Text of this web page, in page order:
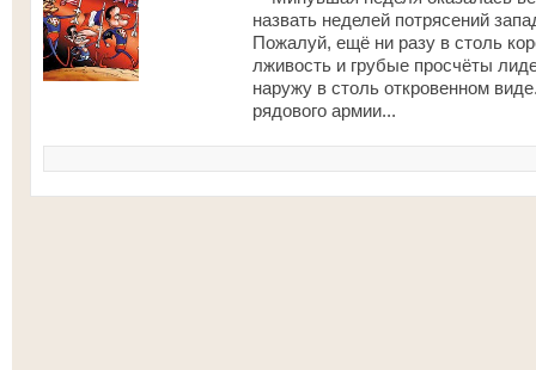
назвать неделей потрясений
Пожалуй, ещё ни разу в столь
лживость и грубые просчёты
наружу в столь откровенном
рядового армии...